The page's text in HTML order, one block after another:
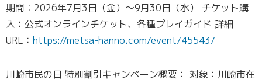
期間：2026年7月3日（金）～9月30日（水） チケット購
入：公式オンラインチケット、各種プレイガイド 詳細
URL： https://metsa-hanno.com/event/45543/
川崎市民の日 特別割引キャンペーン概要： 対象：川崎市在